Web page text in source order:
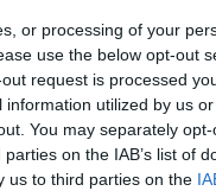
or processing of your
use the below opt-out
request is processed
utilized by us
You may separately
on the IAB’s list of
us to third parties on the
netektų teisės